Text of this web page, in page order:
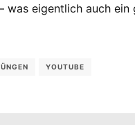
was eigentlich auch
YOUTUBE